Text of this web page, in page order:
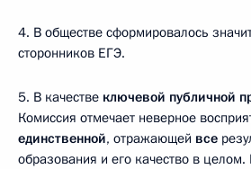
4. В обществе сформировалось
сторонников ЕГЭ.
5. В качестве ключевой публичной
Комиссия отмечает неверное
единственной, отражающей все
образования и его качество в